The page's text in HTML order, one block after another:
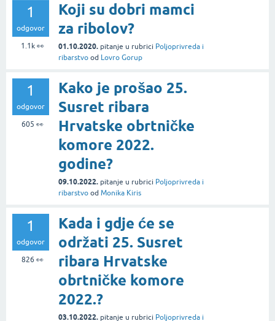
1
odgovor
1.1k👀
Koji su dobri mamci
za ribolov?
01.10.2020. pitanje u rubrici Poljoprivreda i
ribarstvo od Lovro Gorup
1
odgovor
605 👀
Kako je prošao 25.
Susret ribara
Hrvatske obrtničke
komore 2022.
godine?
09.10.2022. pitanje u rubrici Poljoprivreda i
ribarstvo od Monika Kiris
1
odgovor
826 👀
Kada i gdje će se
održati 25. Susret
ribara Hrvatske
obrtničke komore
2022.?
03.10.2022. pitanje u rubrici Poljoprivreda i